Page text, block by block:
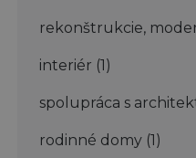
rekonštrukcie,
interiér (1)
spolupráca s
rodinné domy (1)